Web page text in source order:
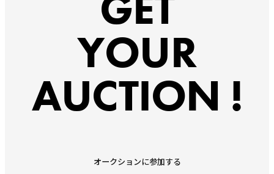
YOUR
AUCTION !
オークションに参加する